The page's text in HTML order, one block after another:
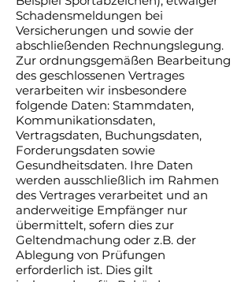
Schadensmeldungen bei
Versicherungen und sowie der
abschließenden Rechnungslegung.
Zur ordnungsgemäßen Bearbeitung
des geschlossenen Vertrages
verarbeiten wir insbesondere
folgende Daten: Stammdaten,
Kommunikationsdaten,
Vertragsdaten, Buchungsdaten,
Forderungsdaten sowie
Gesundheitsdaten. Ihre Daten
werden ausschließlich im Rahmen
des Vertrages verarbeitet und an
anderweitige Empfänger nur
übermittelt, sofern dies zur
Geltendmachung oder z.B. der
Ablegung von Prüfungen
erforderlich ist. Dies gilt